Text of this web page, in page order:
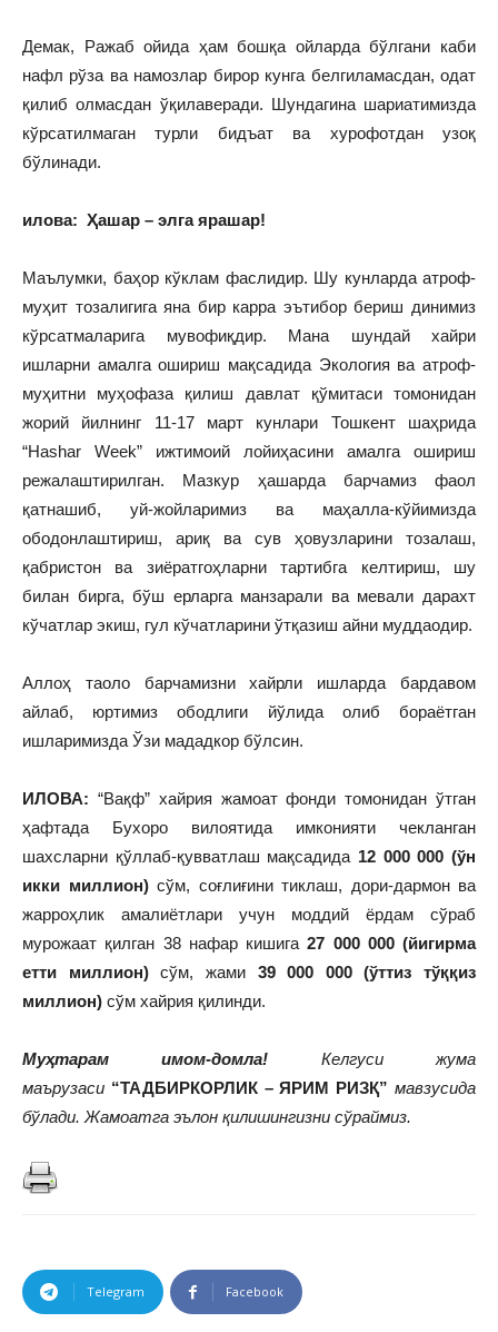
Демак, Ражаб ойида ҳам бошқа ойларда бўлгани каби
нафл рўза ва намозлар бирор кунга белгиламасдан, одат
қилиб олмасдан ўқилаверади. Шундагина шариатимизда
кўрсатилмаган турли бидъат ва хурофотдан узоқ
бўлинади.
илова: Ҳашар – элга ярашар!
Маълумки, баҳор кўклам фаслидир. Шу кунларда атроф-
муҳит тозалигига яна бир карра эътибор бериш динимиз
кўрсатмаларига мувофиқдир. Мана шундай хайри
ишларни амалга ошириш мақсадида Экология ва атроф-
муҳитни муҳофаза қилиш давлат қўмитаси томонидан
жорий йилнинг 11-17 март кунлари Тошкент шаҳрида
“Hashar Week” ижтимоий лойиҳасини амалга ошириш
режалаштирилган. Мазкур ҳашарда барчамиз фаол
қатнашиб, уй-жойларимиз ва маҳалла-кўйимизда
ободонлаштириш, ариқ ва сув ҳовузларини тозалаш,
қабристон ва зиёратгоҳларни тартибга келтириш, шу
билан бирга, бўш ерларга манзарали ва мевали дарахт
кўчатлар экиш, гул кўчатларини ўтқазиш айни муддаодир.
Аллоҳ таоло барчамизни хайрли ишларда бардавом
айлаб, юртимиз ободлиги йўлида олиб бораётган
ишларимизда Ўзи мададкор бўлсин.
ИЛОВА: “Вақф” хайрия жамоат фонди томонидан ўтган
ҳафтада Бухоро вилоятида имконияти чекланган
шахсларни қўллаб-қувватлаш мақсадида 12 000 000 (ўн
икки миллион)сўм, соғлиғини тиклаш, дори-дармон ва
жарроҳлик амалиётлари учун моддий ёрдам сўраб
мурожаат қилган 38 нафар кишига27 000 000 (йигирма
етти миллион)сўм, жами 39 000 000 (ўттиз тўққиз
миллион) сўм хайрия қилинди.
Муҳтарам имом-домла! Келгуси жума
маърузаси “ТАДБИРКОРЛИК – ЯРИМ РИЗҚ” мавзусида
бўлади. Жамоатга эълон қилишингизни сўраймиз.
Telegram Facebook